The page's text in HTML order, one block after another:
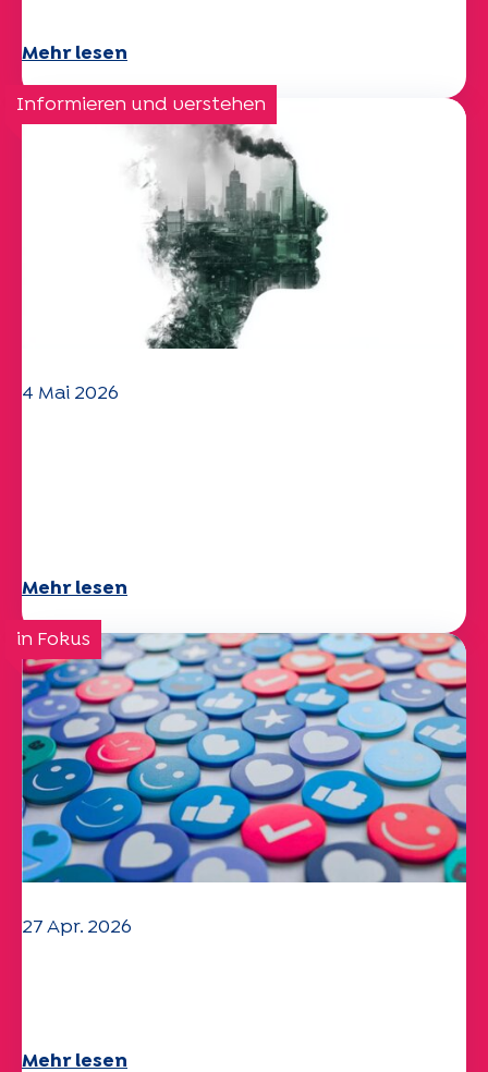
Mehr lesen
Informieren und verstehen
4 Mai 2026
Mehr lesen
in Fokus
27 Apr. 2026
Mehr lesen